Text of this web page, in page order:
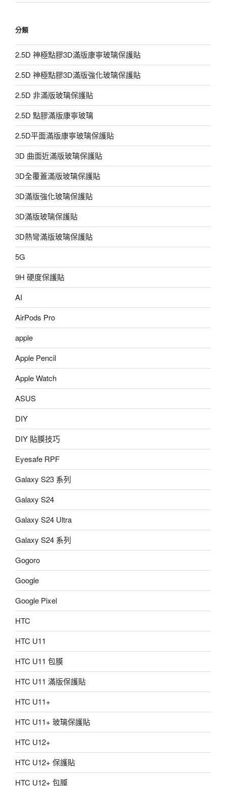
分類
2.5D 神極點膠3D滿版康寧玻璃保護貼
2.5D 神極點膠3D滿版強化玻璃保護貼
2.5D 非滿版玻璃保護貼
2.5D 點膠滿版康寧玻璃
2.5D平面滿版康寧玻璃保護貼
3D 曲面近滿版玻璃保護貼
3D全覆蓋滿版玻璃保護貼
3D滿版強化玻璃保護貼
3D滿版玻璃保護貼
3D熱彎滿版玻璃保護貼
5G
9H 硬度保護貼
AI
AirPods Pro
apple
Apple Pencil
Apple Watch
ASUS
DIY
DIY 貼膜技巧
Eyesafe RPF
Galaxy S23 系列
Galaxy S24
Galaxy S24 Ultra
Galaxy S24 系列
Gogoro
Google
Google Pixel
HTC
HTC U11
HTC U11 包膜
HTC U11 滿版保護貼
HTC U11+
HTC U11+ 玻璃保護貼
HTC U12+
HTC U12+ 保護貼
HTC U12+ 包膜